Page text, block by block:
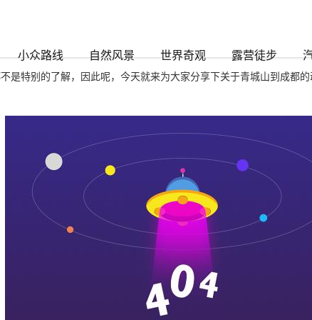
小众路线 自然风景 世界奇观 露营徒步
尊龙凯时888
是特别的了解，因此呢，今天就来为大家分享下关于青城山到成都